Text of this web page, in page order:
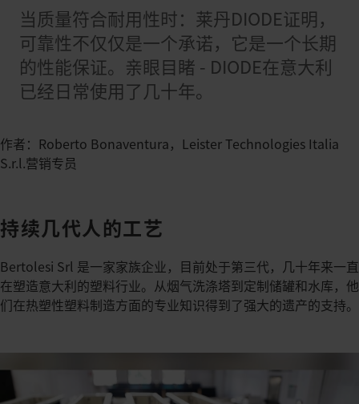
当质量符合耐用性时：莱丹DIODE证明，
可靠性不仅仅是一个承诺，它是一个长期
的性能保证。亲眼目睹 - DIODE在意大利
已经日常使用了几十年。
作者：Roberto Bonaventura，Leister Technologies Italia
S.r.l.营销专员​
持续几代人的工艺
Bertolesi Srl 是一家家族企业，目前处于第三代，几十年来一直
在塑造意大利的塑料行业。​从烟气洗涤塔到定制储罐和水库，他
们在热塑性塑料制造方面的专业知识得到了强大的遗产的支持。